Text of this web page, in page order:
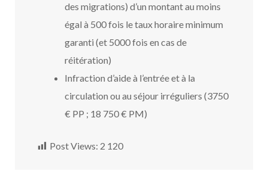
des migrations) d’un montant au moins
égal à 500 fois le taux horaire minimum
garanti (et 5000 fois en cas de
réitération)
Infraction d’aide à l’entrée et à la
circulation ou au séjour irréguliers (3750
€ PP ; 18 750 € PM)
Post Views: 2 120